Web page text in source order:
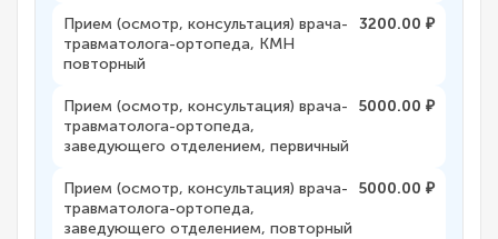
Прием (осмотр, консультация) врача-
травматолога-ортопеда, КМН
повторный
3200.00 ₽
Прием (осмотр, консультация) врача-
травматолога-ортопеда,
заведующего отделением, первичный
5000.00 ₽
Прием (осмотр, консультация) врача-
травматолога-ортопеда,
заведующего отделением, повторный
5000.00 ₽